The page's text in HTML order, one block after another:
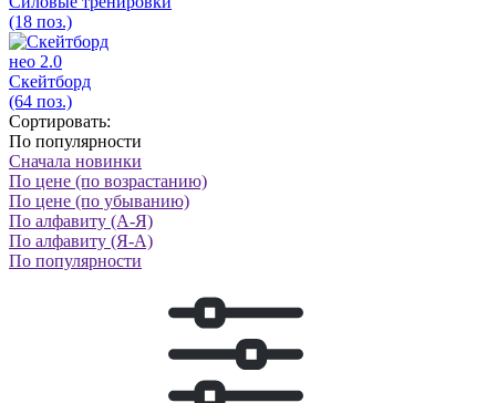
(18 поз.)
нео 2.0
Скейтборд
(64 поз.)
Сортировать:
По популярности
Сначала новинки
По цене (по возрастанию)
По цене (по убыванию)
По алфавиту (А-Я)
По алфавиту (Я-А)
По популярности